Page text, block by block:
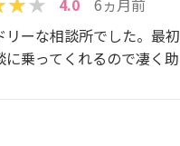
4.0
6ヵ月前
リーな相談所でした。最
に乗ってくれるので凄く助